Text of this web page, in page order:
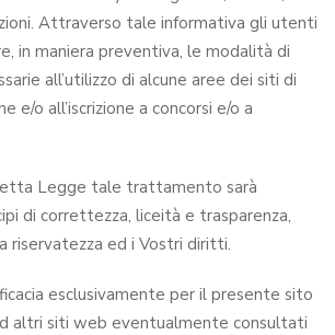
Attraverso tale informativa gli utenti
in maniera preventiva, le modalità di
all’utilizzo di alcune aree dei siti di
e/o all’iscrizione a concorsi e/o a
Legge tale trattamento sarà
di correttezza, liceità e trasparenza,
riservatezza ed i Vostri diritti.
esclusivamente per il presente sito
altri siti web eventualmente consultati